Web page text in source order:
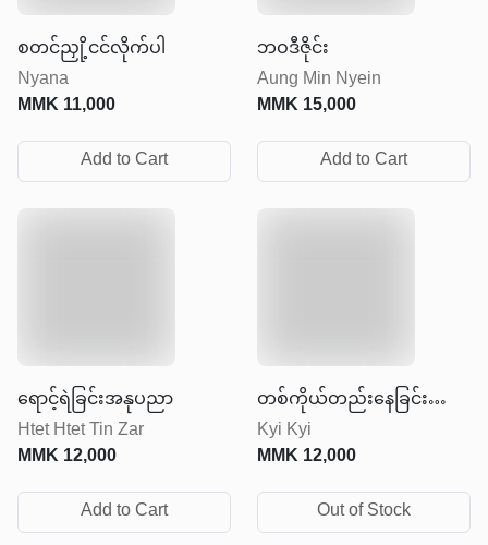
စတင်ညှို့ငင်လိုက်ပါ
Nyana
MMK11,000
Add to Cart
ဘဝဒီဇိုင်း
Aung Min Nyein
MMK15,000
Add to Cart
ရောင့်ရဲခြင်းအနုပညာ
Htet Htet Tin Zar
MMK12,000
Add to Cart
တစ်ကိုယ်တည်းနေခြင်း
အနုပညာ
Kyi Kyi
MMK12,000
Out of Stock